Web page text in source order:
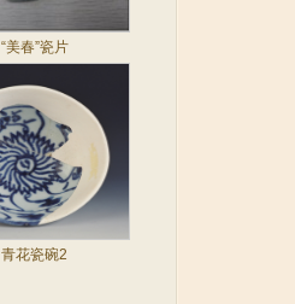
“美春”瓷片
青花瓷碗2